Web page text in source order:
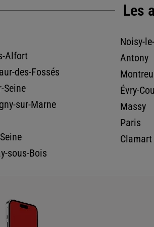
Voir la fiche
BOURG LA REINE
39 AVENUE GENERAL LECLERC
92340 BOURG LA REINE
01 45 36 09 01 Voir la fiche
GUIBORAT
48 AVE DE LA REPUBLIQUE
Les
Alfort
des-Fossés
Seine
sur-Marne
sous-Bois
Noisy-
Antony
Évry-
Massy
Paris
Clamart